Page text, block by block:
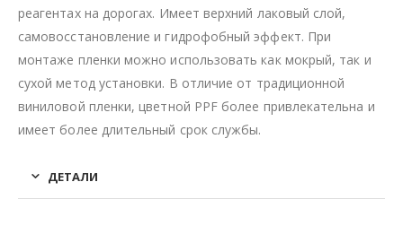
реагентах на дорогах. Имеет верхний лаковый слой,
самовосстановление и гидрофобный эффект. При
монтаже пленки можно использовать как мокрый, так и
сухой метод установки. В отличие от традиционной
виниловой пленки, цветной PPF более привлекательна и
имеет более длительный срок службы.
ДЕТАЛИ